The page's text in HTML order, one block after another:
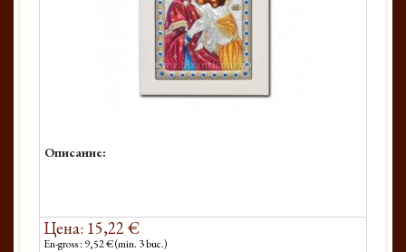
Описание:
Цена: 15,22 €
En-gross : 9,52 € (min. 3 buc.)